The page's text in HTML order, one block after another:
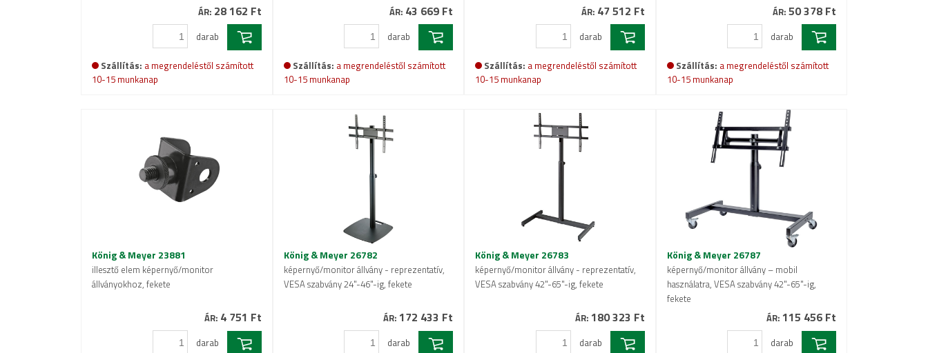
ÁR: 28 162 Ft
darab
Szállítás: a megrendeléstől számított
10-15 munkanap
ÁR: 43 669 Ft
darab
Szállítás: a megrendeléstől számított
10-15 munkanap
ÁR: 47 512 Ft
darab
Szállítás: a megrendeléstől számított
10-15 munkanap
ÁR: 50 378 Ft
darab
Szállítás: a megrendeléstől számított
10-15 munkanap
König & Meyer 23881
illesztő elem képernyő/monitor
állványokhoz, fekete
ÁR: 4 751 Ft
darab
König & Meyer 26782
képernyő/monitor állvány - reprezentatív,
VESA szabvány 24"-46"-ig, fekete
ÁR: 172 433 Ft
darab
König & Meyer 26783
képernyő/monitor állvány - reprezentatív,
VESA szabvány 42"-65"-ig, fekete
ÁR: 180 323 Ft
darab
König & Meyer 26787
képernyő/monitor állvány – mobil
használatra, VESA szabvány 42"-65"-ig,
fekete
ÁR: 115 456 Ft
darab